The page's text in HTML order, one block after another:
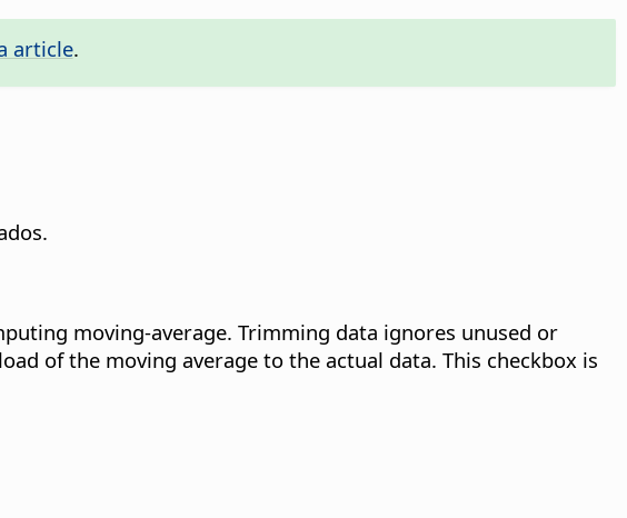
article.
moving-average. Trimming data ignores unused or
of the moving average to the actual data. This checkbox is